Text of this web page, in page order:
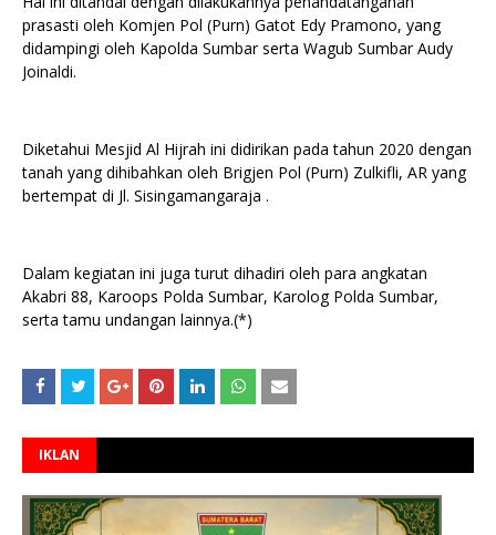
prasasti oleh Komjen Pol (Purn) Gatot Edy Pramono, yang
didampingi oleh Kapolda Sumbar serta Wagub Sumbar Audy
Joinaldi.
Diketahui Mesjid Al Hijrah ini didirikan pada tahun 2020 dengan
tanah yang dihibahkan oleh Brigjen Pol (Purn) Zulkifli, AR yang
bertempat di Jl. Sisingamangaraja .
Dalam kegiatan ini juga turut dihadiri oleh para angkatan
Akabri 88, Karoops Polda Sumbar, Karolog Polda Sumbar,
serta tamu undangan lainnya.(*)
IKLAN